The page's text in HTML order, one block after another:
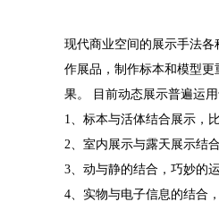
现代商业空间的展示手法
作展品，制作标本和模型
果。 目前动态展示普遍运
1、标本与活体结合展示，
2、室内展示与露天展示结
3、动与静的结合，巧妙的
4、实物与电子信息的结合